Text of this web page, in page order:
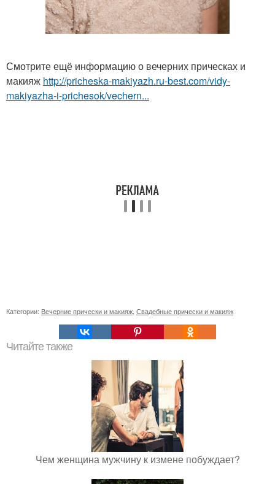
Смотрите ещё информацию о вечерних прическах и
макияж http://pricheska-makiyazh.ru-best.com/vidy-
makiyazha-i-prichesok/vechern...
Категории: Вечерние прически и макияж Свадебные прически и макияж
Читайте также
Чем женщина мужчину к измене побуждает?